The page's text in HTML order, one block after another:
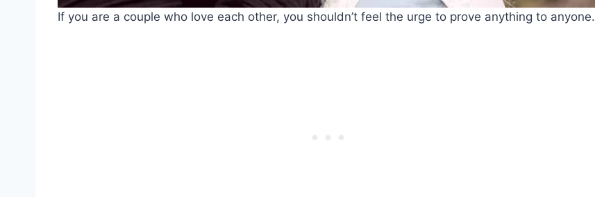
If you are a couple who love each other, you shouldn’t feel the urge to prove anything to anyone.